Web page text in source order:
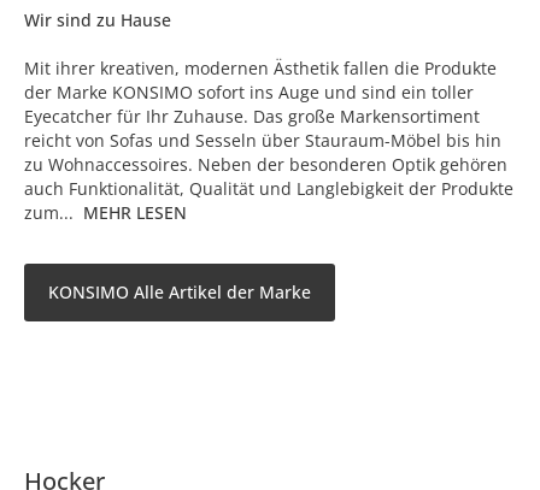
Wir sind zu Hause
Mit ihrer kreativen, modernen Ästhetik fallen die Produkte
der Marke KONSIMO sofort ins Auge und sind ein toller
Eyecatcher für Ihr Zuhause. Das große Markensortiment
reicht von Sofas und Sesseln über Stauraum-Möbel bis hin
zu Wohnaccessoires. Neben der besonderen Optik gehören
auch Funktionalität, Qualität und Langlebigkeit der Produkte
zum... MEHR LESEN
KONSIMO Alle Artikel der Marke
Hocker